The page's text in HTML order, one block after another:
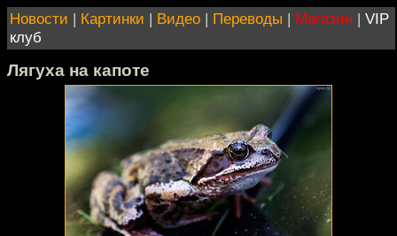
Новости | Картинки | Видео | Переводы | Магазин | VIP
клуб
Лягуха на капоте